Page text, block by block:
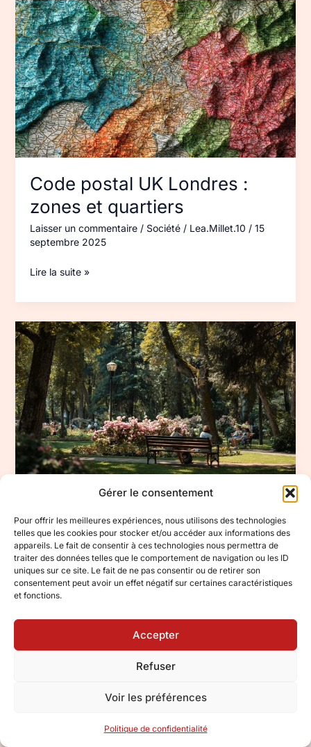
Gérer le consentement
Pour offrir les meilleures expériences, nous utilisons des technologies
telles que les cookies pour stocker et/ou accéder aux informations des
appareils. Le fait de consentir à ces technologies nous permettra de
traiter des données telles que le comportement de navigation ou les ID
uniques sur ce site. Le fait de ne pas consentir ou de retirer son
consentement peut avoir un effet négatif sur certaines caractéristiques
et fonctions.
Accepter
Refuser
Voir les préférences
Politique de confidentialité
Code postal UK Londres :
zones et quartiers
Laisser un commentaire / Société/ Lea.Millet.10 / 15
septembre 2025
Code
postal
UK
Londres :
zones
et
quartiers
Lire la suite »
3 jours : parcours malin
Laisser un commentaire /Société/Lea.Millet.10/12
septembre 2025
Visiter
Copenhague
en
3 jours :
parcours
malin
Lire la suite »
Citoyenneté